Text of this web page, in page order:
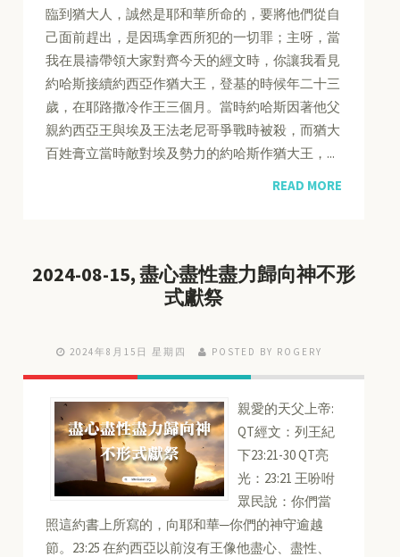
臨到猶大人，誠然是耶和華所命的，要將他們從自
己面前趕出，是因瑪拿西所犯的一切罪；主呀，當
我在晨禱帶領大家對齊今天的經文時，你讓我看見
約哈斯接續約西亞作猶大王，登基的時候年二十三
歲，在耶路撒冷作王三個月。當時約哈斯因著他父
親約西亞王與埃及王法老尼哥爭戰時被殺，而猶大
百姓膏立當時敵對埃及勢力的約哈斯作猶大王，...
READ MORE
2024-08-15, 盡心盡性盡力歸向神不形
式獻祭
2024年8月15日 星期四 POSTED BY ROGERY
親愛的天父上帝:
QT經文：列王紀
下23:21-30 QT亮
光：23:21 王吩咐
眾民說：你們當
照這約書上所寫的，向耶和華─你們的神守逾越
節。23:25 在約西亞以前沒有王像他盡心、盡性、